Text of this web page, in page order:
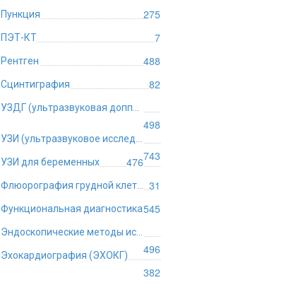
Пункция 275
ПЭТ-КТ 7
Рентген 488
Сцинтиграфия 82
498
743
УЗИ для беременных 476
31
Функциональная диагностика545
496
Эхокардиография (ЭХОКГ)
382